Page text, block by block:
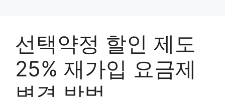
선택약정 할인 제도
25% 재가입 요금제